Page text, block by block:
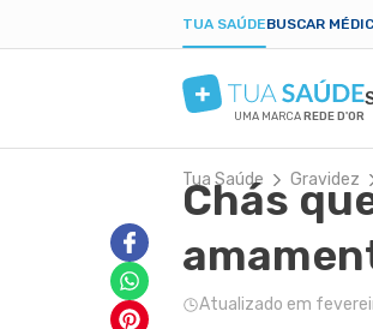
TUA SAÚDEBUSCAR
UMA MARCAREDE D'OR
SINTOMAS
BULAS E REMÉDIOS
EXAMES
VIDA ÍNTIMA
DIETAS
JEJUM INTERMITENTE
DIETA DUKAN
GRAVIDEZ SAUDÁVEL
ALIMENTAÇÃO NA
EXERCÍCIO NA GRAVIDEZ
DESCONFORTOS DA
SAÚDE MENTAL
ANSIEDADE
DEPRESSÃO
TDAH
BORDERLINE
Tua Saúde Gravidez
Chás
Atualizado em